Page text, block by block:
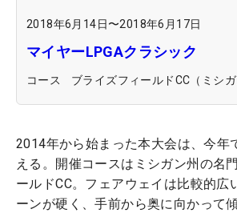
2018年6月14日〜2018年6月17日
マイヤーLPGAクラシック
コース ブライズフィールドCC（ミシガ
2014年から始まった本大会は、今年
える。開催コースはミシガン州の名
ールドCC。フェアウェイは比較的広
ーンが硬く、手前から奥に向かって